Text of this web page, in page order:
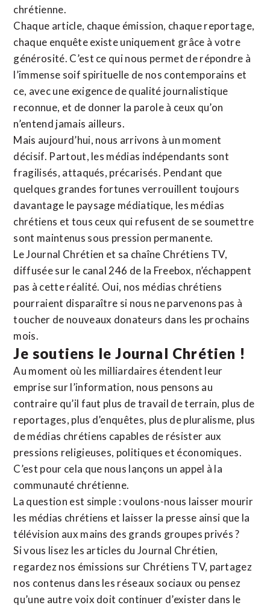
chrétienne.
Chaque article, chaque émission, chaque reportage,
chaque enquête existe uniquement grâce à votre
générosité. C’est ce qui nous permet de répondre à
l’immense soif spirituelle de nos contemporains et
ce, avec une exigence de qualité journalistique
reconnue, et de donner la parole à ceux qu’on
n’entend jamais ailleurs.
Mais aujourd’hui, nous arrivons à un moment
décisif. Partout, les médias indépendants sont
fragilisés, attaqués, précarisés. Pendant que
quelques grandes fortunes verrouillent toujours
davantage le paysage médiatique, les médias
chrétiens et tous ceux qui refusent de se soumettre
sont maintenus sous pression permanente.
Le Journal Chrétien et sa chaîne Chrétiens TV,
diffusée sur le canal 246 de la Freebox, n’échappent
pas à cette réalité. Oui, nos médias chrétiens
pourraient disparaître si nous ne parvenons pas à
toucher de nouveaux donateurs dans les prochains
mois.
Je soutiens le Journal Chrétien !
Au moment où les milliardaires étendent leur
emprise sur l’information, nous pensons au
contraire qu’il faut plus de travail de terrain, plus de
reportages, plus d’enquêtes, plus de pluralisme, plus
de médias chrétiens capables de résister aux
pressions religieuses, politiques et économiques.
C’est pour cela que nous lançons un appel à la
communauté chrétienne.
La question est simple : voulons-nous laisser mourir
les médias chrétiens et laisser la presse ainsi que la
télévision aux mains des grands groupes privés ?
Si vous lisez les articles du Journal Chrétien,
regardez nos émissions sur Chrétiens TV, partagez
nos contenus dans les réseaux sociaux ou pensez
qu’une autre voix doit continuer d’exister dans le